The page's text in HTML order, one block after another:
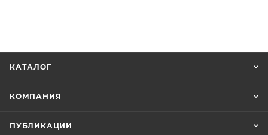
КАТАЛОГ
КОМПАНИЯ
ПУБЛИКАЦИИ